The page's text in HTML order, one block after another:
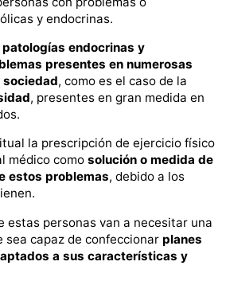
y endocrinas.
endocrinas y
presentes en numerosas
sociedad, como es el caso de la
, presentes en gran medida en
la prescripción de ejercicio físico
médico como solución o medida de
estos problemas, debido a los
estas personas van a necesitar una
capaz de confeccionar planes
a sus características y